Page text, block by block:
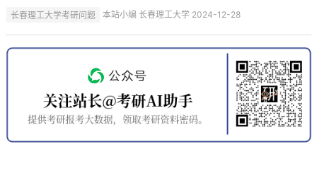
长春理工大学考研问题 本站小编 长春理工大学 2024-12-28